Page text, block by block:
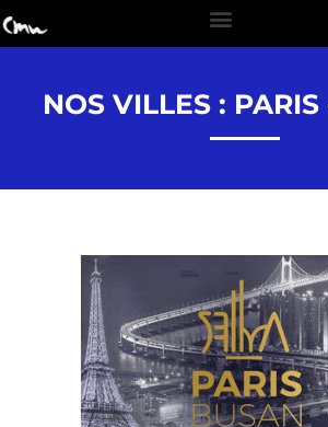
NOS VILLES :